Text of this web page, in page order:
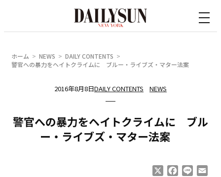
ホーム NEWS
DAILY CONTENTS
警官への暴力をヘイトクライムに ブルー・ライブズ・マター法案
2016年8月8日DAILY CONTENTS NEWS
警官への暴力をヘイトクライムに ブル
ー・ライブズ・マター法案
Facebook
Line